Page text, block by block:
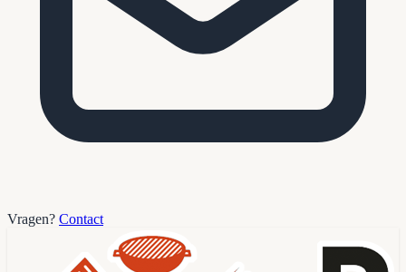
Vragen? Contact